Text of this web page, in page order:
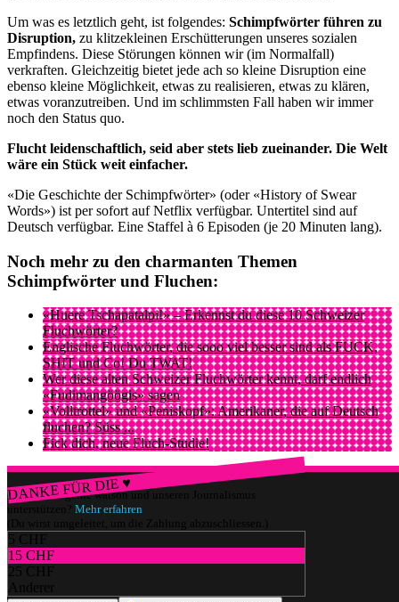
Um was es letztlich geht, ist folgendes: Schimpfwörter führen zu
Disruption, zu klitzekleinen Erschütterungen unseres sozialen
Empfindens. Diese Störungen können wir (im Normalfall)
verkraften. Gleichzeitig bietet jede ach so kleine Disruption eine
ebenso kleine Möglichkeit, etwas zu realisieren, etwas zu klären,
etwas voranzutreiben. Und im schlimmsten Fall haben wir immer
noch den Status quo.
Flucht leidenschaftlich, seid aber stets lieb zueinander. Die Welt
wäre ein Stück weit einfacher.
«Die Geschichte der Schimpfwörter» (oder «History of Swear
Words») ist per sofort auf Netflix verfügbar. Untertitel sind auf
Deutsch verfügbar. Eine Staffel à 6 Episoden (je 20 Minuten lang).
Noch mehr zu den charmanten Themen
Schimpfwörter und Fluchen:
«Huere Tschapatalpi!» – Erkennst du diese 10 Schweizer
Fluchwörter?
Englische Fluchwörter, die sooo viel besser sind als FUCK,
SHIT und Co! Du TWAT!
Wer diese alten Schweizer Fluchwörter kennt, darf endlich
«Fudimangöögis» sagen
«Volltrottel» und «Peniskopf»: Amerikaner, die auf Deutsch
fluchen? Süss ...
Fick dich, neue Fluch-Studie!
DANKE FÜR DIE ♥
Würdest du gerne watson und unseren Journalismus
unterstützen? Mehr erfahren
(Du wirst umgeleitet, um die Zahlung abzuschliessen.)
5 CHF
15 CHF
25 CHF
Anderer